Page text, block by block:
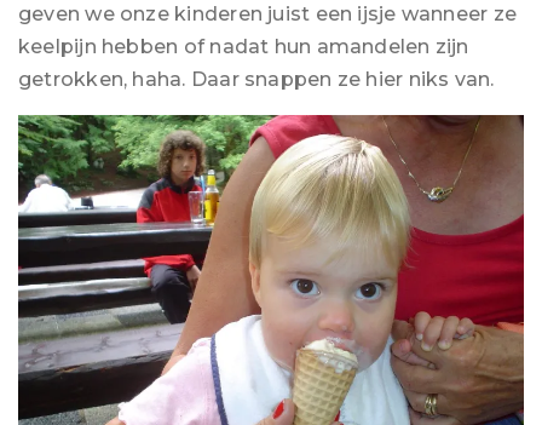
geven we onze kinderen juist een ijsje wanneer ze
keelpijn hebben of nadat hun amandelen zijn
getrokken, haha. Daar snappen ze hier niks van.